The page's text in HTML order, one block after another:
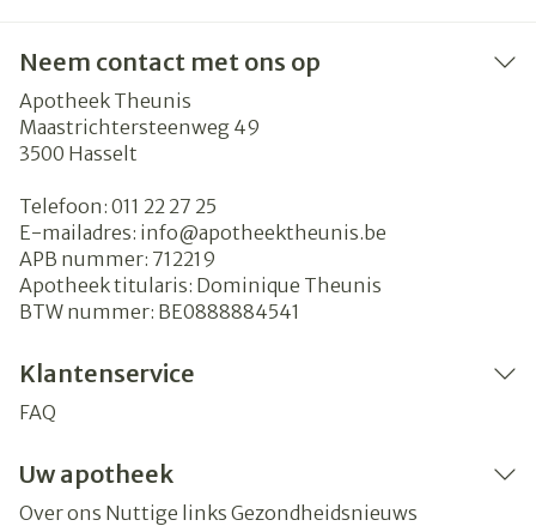
Neem contact met ons op
Apotheek Theunis
Maastrichtersteenweg 49
3500 Hasselt
Telefoon: 011 22 27 25
E-mailadres: info@apotheektheunis.be
APB nummer: 712219
Apotheek titularis: Dominique Theunis
BTW nummer: BE0888884541
Klantenservice
FAQ
Uw apotheek
Over ons Nuttige links Gezondheidsnieuws